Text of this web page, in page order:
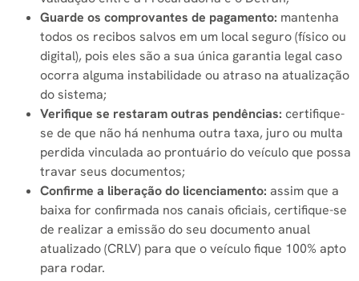
Guarde os comprovantes de pagamento: mantenha
todos os recibos salvos em um local seguro (físico ou
digital), pois eles são a sua única garantia legal caso
ocorra alguma instabilidade ou atraso na atualização
do sistema;
Verifique se restaram outras pendências: certifique-
se de que não há nenhuma outra taxa, juro ou multa
perdida vinculada ao prontuário do veículo que possa
travar seus documentos;
Confirme a liberação do licenciamento: assim que a
baixa for confirmada nos canais oficiais, certifique-se
de realizar a emissão do seu documento anual
atualizado (CRLV) para que o veículo fique 100% apto
para rodar.